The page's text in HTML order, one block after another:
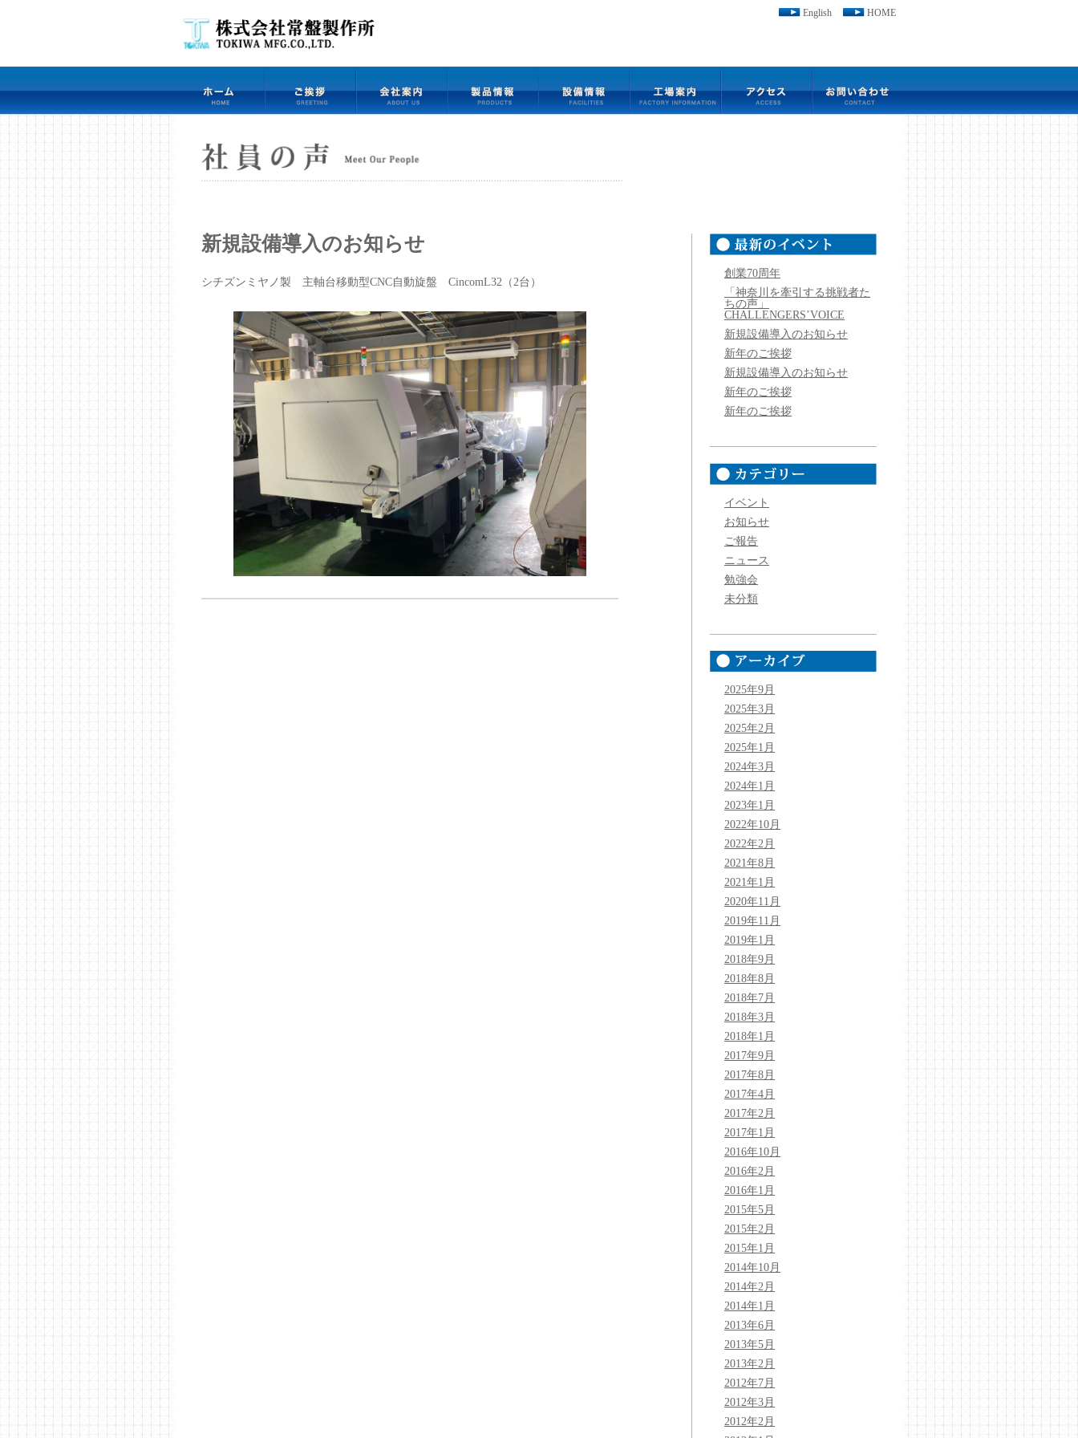
HOME
English
新規設備導入のお知らせ
シチズンミヤノ製 主軸台移動型CNC自動旋盤 CincomL32（2台）
創業70周年
「神奈川を牽引する挑戦者た
ちの声」
CHALLENGERS’VOICE
新規設備導入のお知らせ
新年のご挨拶
新規設備導入のお知らせ
新年のご挨拶
新年のご挨拶
イベント
お知らせ
ご報告
ニュース
勉強会
未分類
2025年9月
2025年3月
2025年2月
2025年1月
2024年3月
2024年1月
2023年1月
2022年10月
2022年2月
2021年8月
2021年1月
2020年11月
2019年11月
2019年1月
2018年9月
2018年8月
2018年7月
2018年3月
2018年1月
2017年9月
2017年8月
2017年4月
2017年2月
2017年1月
2016年10月
2016年2月
2016年1月
2015年5月
2015年2月
2015年1月
2014年10月
2014年2月
2014年1月
2013年6月
2013年5月
2013年2月
2012年7月
2012年3月
2012年2月